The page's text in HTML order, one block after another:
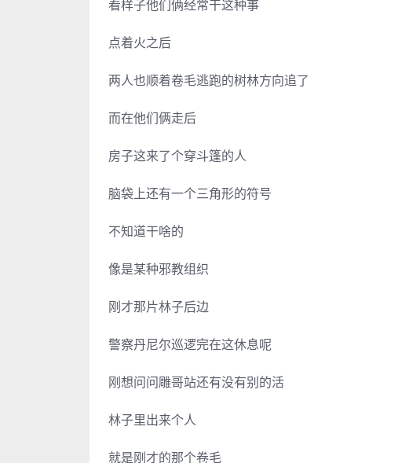
看样子他们俩经常干这种事
点着火之后
两人也顺着卷毛逃跑的树林方向追了
而在他们俩走后
房子这来了个穿斗篷的人
脑袋上还有一个三角形的符号
不知道干啥的
像是某种邪教组织
刚才那片林子后边
警察丹尼尔巡逻完在这休息呢
刚想问问雕哥站还有没有别的活
林子里出来个人
就是刚才的那个卷毛